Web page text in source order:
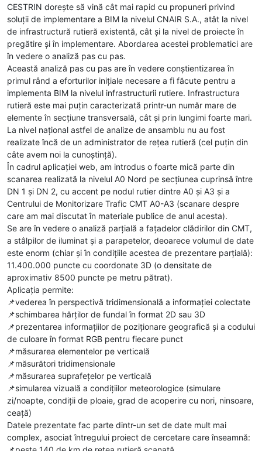
CESTRIN dorește să vină cât mai rapid cu propuneri privind
soluții de implementare a BIM la nivelul CNAIR S.A., atât la nivel
de infrastructură rutieră existentă, cât și la nivel de proiecte în
pregătire și în implementare. Abordarea acestei problematici are
în vedere o analiză pas cu pas.
Această analiză pas cu pas are în vedere conștientizarea în
primul rând a eforturilor inițiale necesare a fi făcute pentru a
implementa BIM la nivelul infrastructurii rutiere. Infrastructura
rutieră este mai puțin caracterizată printr-un număr mare de
elemente în secțiune transversală, cât și prin lungimi foarte mari.
La nivel național astfel de analize de ansamblu nu au fost
realizate încă de un administrator de rețea rutieră (cel puțin din
câte avem noi la cunoștință).
În cadrul aplicației web, am introdus o foarte mică parte din
scanarea realizată la nivelul A0 Nord pe secțiunea cuprinsă între
DN 1 și DN 2, cu accent pe nodul rutier dintre A0 și A3 și a
Centrului de Monitorizare Trafic CMT A0-A3 (scanare despre
care am mai discutat în materiale publice de anul acesta).
Se are în vedere o analiză parțială a fațadelor clădirilor din CMT,
a stâlpilor de iluminat și a parapetelor, deoarece volumul de date
este enorm (chiar și în condițiile acestea de prezentare parțială):
11.400.000 puncte cu coordonate 3D (o densitate de
aproximativ 8500 puncte pe metru pătrat).
Aplicația permite:
📌vederea în perspectivă tridimensională a informației colectate
📌schimbarea hărților de fundal în format 2D sau 3D
📌prezentarea informațiilor de poziționare geografică și a codului
de culoare în format RGB pentru fiecare punct
📌măsurarea elementelor pe verticală
📌măsurători tridimensionale
📌măsurarea suprafețelor pe verticală
📌simularea vizuală a condițiilor meteorologice (simulare
zi/noapte, condiții de ploaie, grad de acoperire cu nori, ninsoare,
ceață)
Datele prezentate fac parte dintr-un set de date mult mai
complex, asociat întregului proiect de cercetare care înseamnă: